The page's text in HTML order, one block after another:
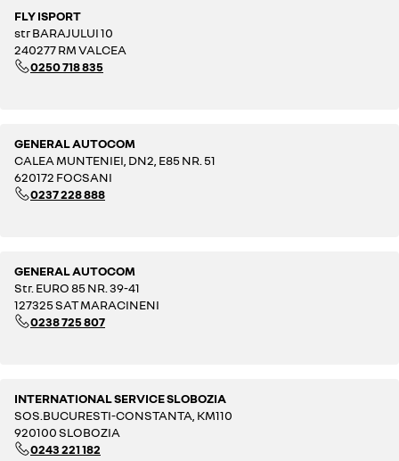
FLY ISPORT
str BARAJULUI 10
240277 RM VALCEA
0250 718 835
GENERAL AUTOCOM
CALEA MUNTENIEI, DN2, E85 NR. 51
620172 FOCSANI
0237 228 888
GENERAL AUTOCOM
Str. EURO 85 NR. 39-41
127325 SAT MARACINENI
0238 725 807
INTERNATIONAL SERVICE SLOBOZIA
SOS.BUCURESTI-CONSTANTA, KM110
920100 SLOBOZIA
0243 221 182